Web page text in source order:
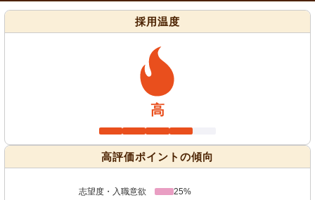
採用温度
高
高評価ポイントの傾向
志望度・入職意欲
25%